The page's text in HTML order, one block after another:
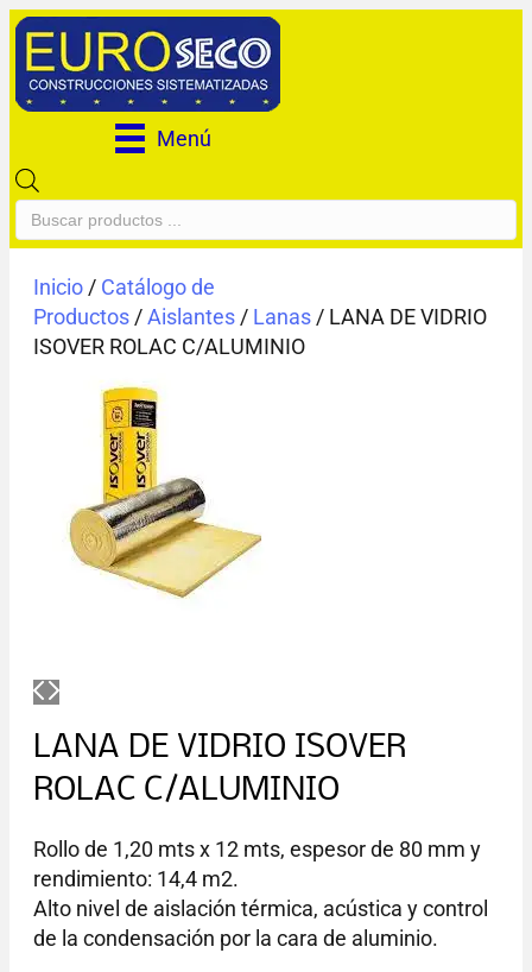
Menú
de
productos
Inicio / Catálogo de
Productos /Aislantes / Lanas / LANA DE VIDRIO
ISOVER ROLAC C/ALUMINIO
LANA DE VIDRIO ISOVER
ROLAC C/ALUMINIO
Rollo de 1,20 mts x 12 mts, espesor de 80 mm y
rendimiento: 14,4 m2.
Alto nivel de aislación térmica, acústica y control
de la condensación por la cara de aluminio.